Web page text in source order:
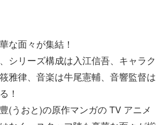
な面々が集結！
シリーズ構成は入江信吾、キャラク
雅律、音楽は牛尾憲輔、音響監督は
！
(うおと)の原作マンガの TV アニメ